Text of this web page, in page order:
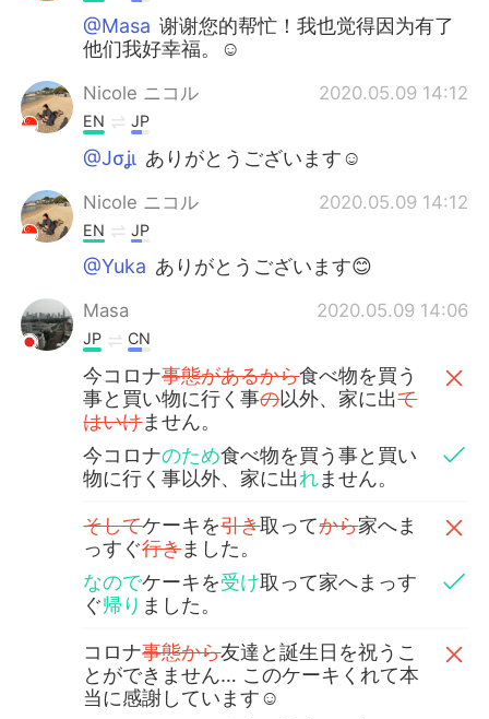
@Masa 谢谢您的帮忙！我也觉得因为有了
他们我好幸福。☺️
Nicole ニコル 2020.05.09 14:12
EN JP
@Jσʝι ありがとうございます☺️
Nicole ニコル 2020.05.09 14:12
EN JP
@Yuka ありがとうございます😊
Masa 2020.05.09 14:06
JP CN
今コロナ事態があるから食べ物を買う
事と買い物に行く事の以外、家に出て
はいけません。
今コロナのため食べ物を買う事と買い
物に行く事以外、家に出れません。
そしてケーキを引き取ってから家へま
っすぐ行きました。
なのでケーキを受け取って家へまっす
ぐ帰り ました。
コロナ事態から友達と誕生日を祝うこ
とができません… このケーキくれて本
当に感謝しています☺️